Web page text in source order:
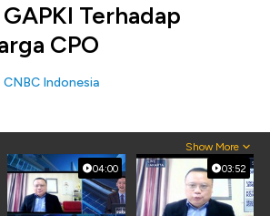
Terhadap
CPO
CNBC Indonesia
Show More
04:00 03:52